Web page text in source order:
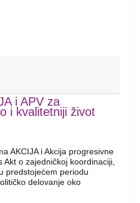
i APV za
i kvalitetniji život
AKCIJA i Akcija progresivne
o zajedničkoj koordinaciji,
predstojećem periodu
delovanje oko